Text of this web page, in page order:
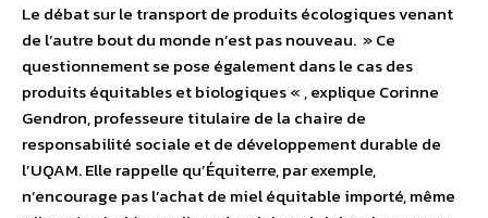
Le débat sur le transport de produits écologiques venant
de l’autre bout du monde n’est pas nouveau. » Ce
questionnement se pose également dans le cas des
produits équitables et biologiques « , explique Corinne
Gendron, professeure titulaire de la chaire de
responsabilité sociale et de développement durable de
l’UQAM. Elle rappelle qu’Équiterre, par exemple,
n’encourage pas l’achat de miel équitable importé, même